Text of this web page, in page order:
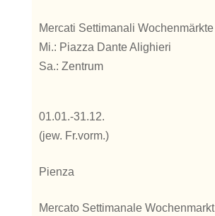
Mercati Settimanali Wochenmärkte
Mi.: Piazza Dante Alighieri
Sa.: Zentrum
01.01.-31.12.
(jew. Fr.vorm.)
Pienza
Mercato Settimanale Wochenmarkt